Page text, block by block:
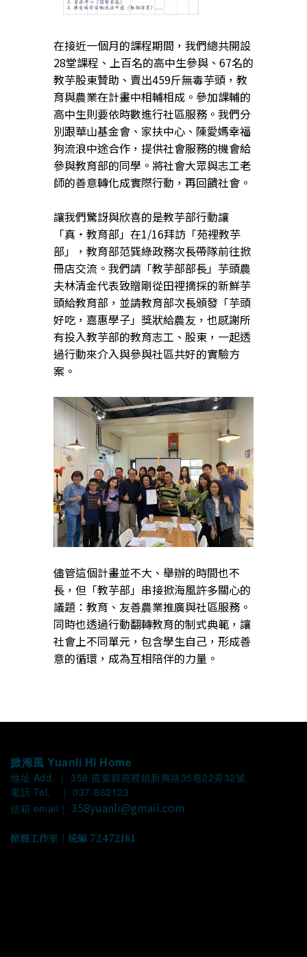
在接近一個月的課程期間，我們總共開設
28堂課程、上百名的高中生參與、67名的
教芋股東贊助、賣出459斤無毒芋頭，教
育與農業在計畫中相輔相成。參加課輔的
高中生則要依時數進行社區服務。我們分
別跟華山基金會、家扶中心、陳愛媽幸福
狗流浪中途合作，提供社會服務的機會給
參與教育部的同學。將社會大眾與志工老
師的善意轉化成實際行動，再回饋社會。
讓我們驚訝與欣喜的是教芋部行動讓
「真・教育部」在1/16拜訪「苑裡教芋
部」，教育部范巽綠政務次長帶隊前往掀
冊店交流。我們請「教芋部部長」芋頭農
夫林清金代表致贈剛從田裡摘採的新鮮芋
頭給教育部，並請教育部次長頒發「芋頭
好吃，嘉惠學子」獎狀給農友，也感謝所
有投入教芋部的教育志工、股東，一起透
過行動來介入與參與社區共好的實驗方
案。
儘管這個計畫並不大、舉辦的時間也不
長，但「教芋部」串接掀海風許多關心的
議題：教育、友善農業推廣與社區服務。
同時也透過行動翻轉教育的制式典範，讓
社會上不同單元，包含學生自己，形成善
意的循環，成為互相陪伴的力量。
掀海風 Yuanli Hi Home
地址 Add. ｜ 358 苗栗縣苑裡鎮新興路35巷22弄32號
電話 Tel. ｜ 037-862123
信箱 email｜ 358yuanli@gmail.com
掀冊工作室｜統編 72472181